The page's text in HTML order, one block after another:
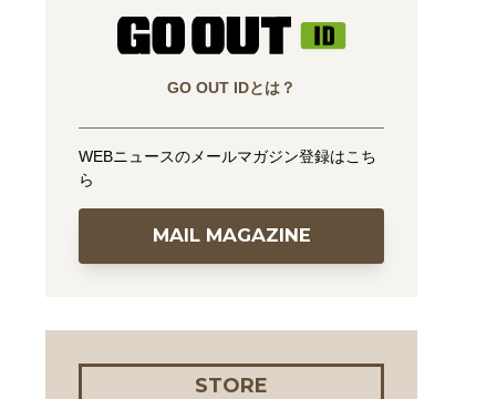
GO OUT IDとは？
WEBニュースのメールマガジン登録はこち
ら
MAIL MAGAZINE
STORE